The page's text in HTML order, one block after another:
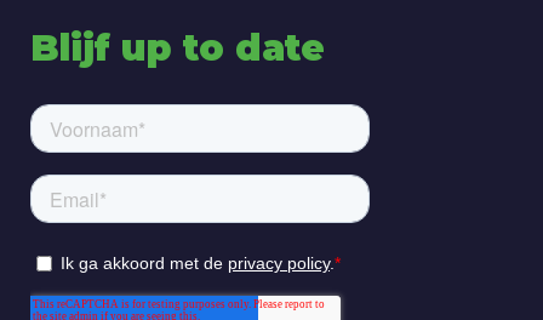
Blijf up to date